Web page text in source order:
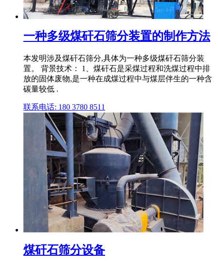
一种多级煤矸石筛分装置的制作方法
本发明涉及煤矸石筛分,具体为一种多级煤矸石筛分装
置。 背景技术： 1、煤矸石是采煤过程和洗煤过程中排
放的固体废物,是一种在成煤过程中与煤层伴生的一种含
碳量较低 .
联系电话: 180 3780 8511
煤矸石筛分设备